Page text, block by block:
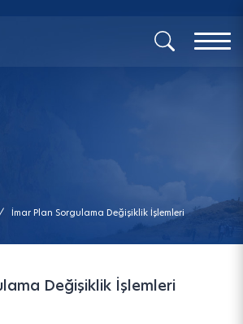
x
İmar Plan Sorgulama Değişiklik İşlemleri
Değişiklik İşlemleri